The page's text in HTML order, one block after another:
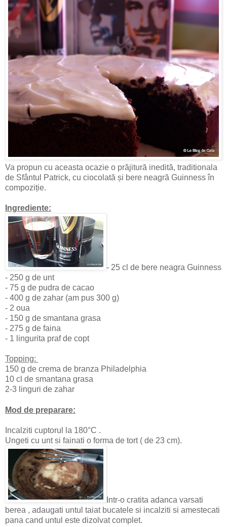
Va propun cu aceasta ocazie o prăjitură inedită, traditionala
de Sfântul Patrick, cu ciocolată și bere neagră Guinness în
compoziție.
Ingrediente:
- 25 cl de bere neagra Guinness
- 250 g de unt
- 75 g de pudra de cacao
- 400 g de zahar (am pus 300 g)
- 2 oua
- 150 g de smantana grasa
- 275 g de faina
- 1 lingurita praf de copt
Topping:
150 g de crema de branza Philadelphia
10 cl de smantana grasa
2-3 linguri de zahar
Mod de preparare:
Incalziti cuptorul la 180°C .
Ungeti cu unt si fainati o forma de tort ( de 23 cm).
Intr-o cratita adanca varsati
berea , adaugati untul taiat bucatele si incalziti si amestecati
pana cand untul este dizolvat complet.